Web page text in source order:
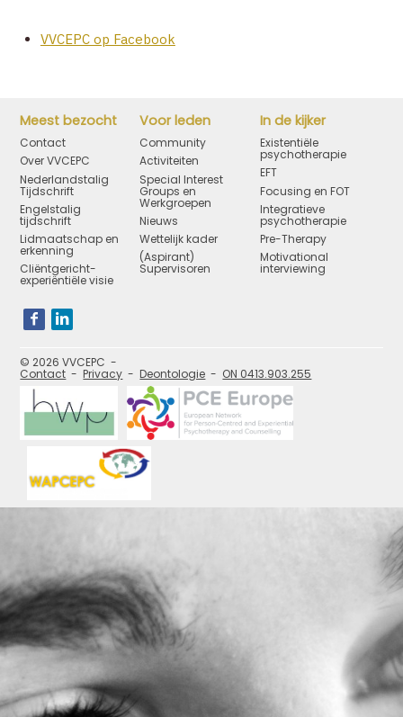
VVCEPC op Facebook
Meest bezocht
Contact
Over VVCEPC
Nederlandstalig
Tijdschrift
Engelstalig
tijdschrift
Lidmaatschap en
erkenning
Cliëntgericht-
experiëntiële visie
Voor leden
Community
Activiteiten
Special Interest
Groups en
Werkgroepen
Nieuws
Wettelijk kader
(Aspirant)
Supervisoren
In de kijker
Existentiële
psychotherapie
EFT
Focusing en FOT
Integratieve
psychotherapie
Pre-Therapy
Motivational
interviewing
Bezoek
onze
pagina's:
© 2026 VVCEPC
Contact Privacy Deontologie ON 0413.903.255